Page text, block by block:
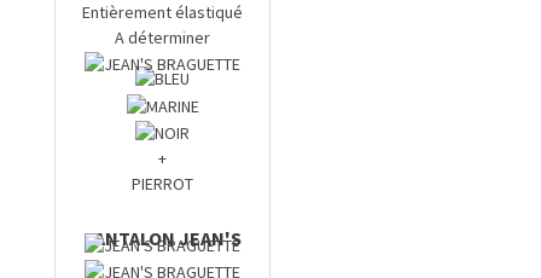
+
PIERROT
PANTALON JEAN'S
Entièrement élastiqué
A déterminer